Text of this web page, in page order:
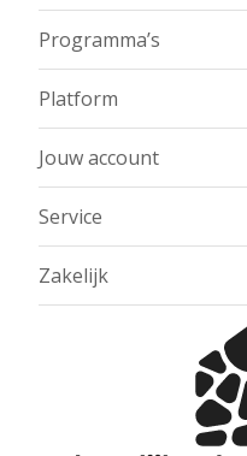
Programma’s
Platform
Jouw account
Service
Zakelijk